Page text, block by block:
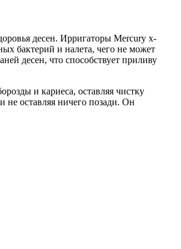
десен. Ирригаторы Mercury x-
бактерий и налета, чего не может
десен, что способствует приливу
и кариеса, оставляя чистку
не оставляя ничего позади. Он